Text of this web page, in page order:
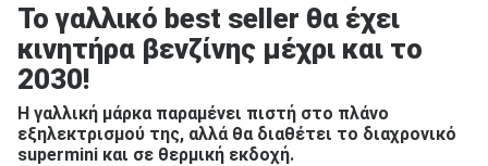
Το γαλλικό best seller θα έχει
κινητήρα βενζίνης μέχρι και το
2030!
Η γαλλική μάρκα παραμένει πιστή στο πλάνο
εξηλεκτρισμού της, αλλά θα διαθέτει το διαχρονικό
supermini και σε θερμική εκδοχή.